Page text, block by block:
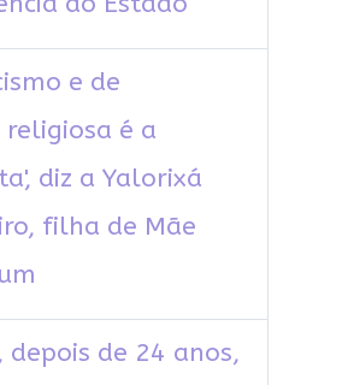
e de
é a
diz a Yalorixá
filha de Mãe
depois de 24 anos,